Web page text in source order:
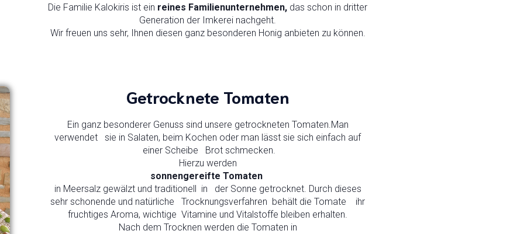
Die Familie Kalokiris ist ein reines Familienunternehmen, das schon in dritter
Generation der Imkerei nachgeht.
Wir freuen uns sehr, Ihnen diesen ganz besonderen Honig anbieten zu können.
Getrocknete Tomaten
Ein ganz besonderer Genuss sind unsere getrockneten Tomaten.Man
verwendet sie in Salaten, beim Kochen oder man lässt sie sich einfach auf
einer Scheibe Brot schmecken.
Hierzu werden
sonnengereifte Tomaten
in Meersalz gewälzt und traditionell in der Sonne getrocknet. Durch dieses
sehr schonende und natürliche Trocknungsverfahren behält die Tomate ihr
fruchtiges Aroma, wichtige Vitamine und Vitalstoffe bleiben erhalten.
Nach dem Trocknen werden die Tomaten in